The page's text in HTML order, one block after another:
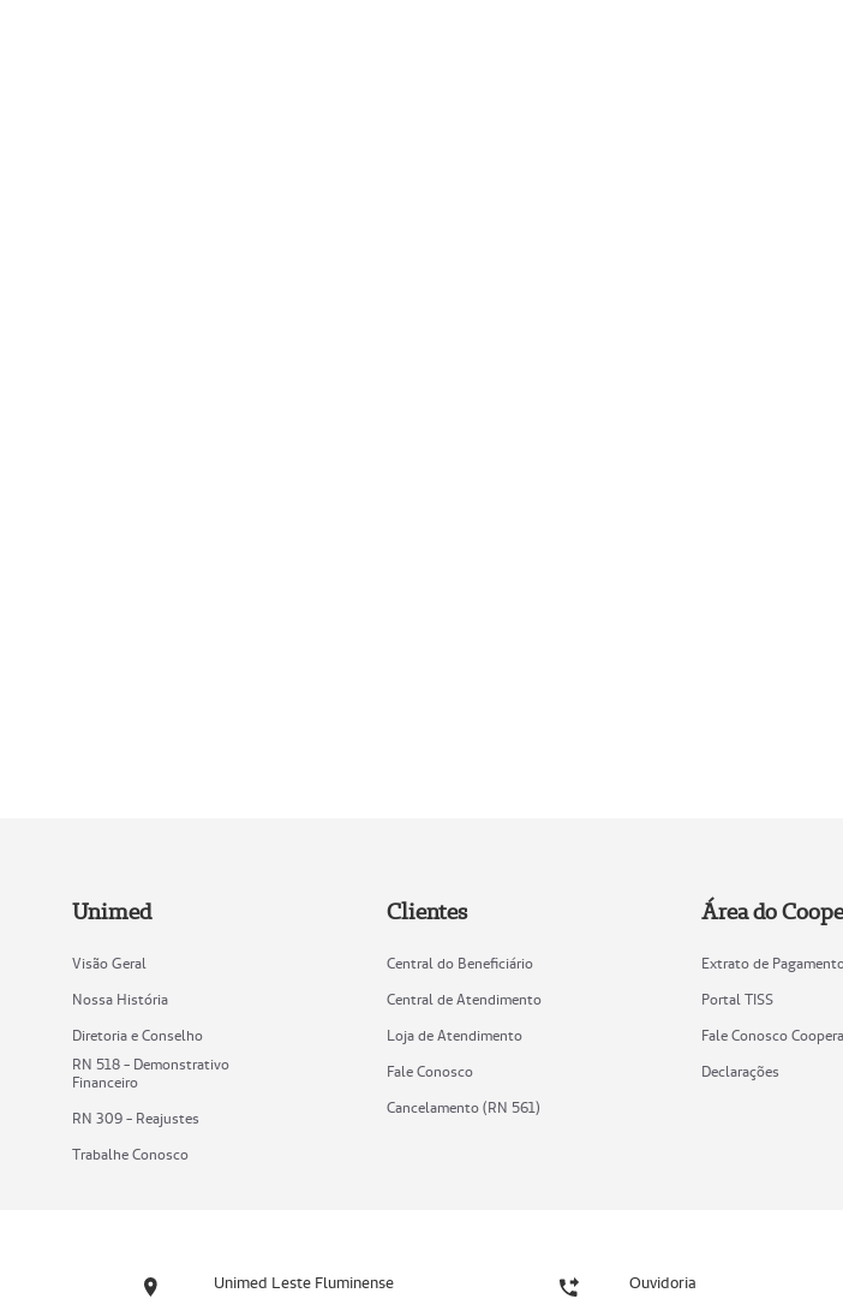
Unimed
Visão Geral
Nossa História
Diretoria e Conselho
RN 518 - Demonstrativo
Financeiro
RN 309 - Reajustes
Trabalhe Conosco
Clientes
Central do Beneficiário
Central de Atendimento
Loja de Atendimento
Fale Conosco
Cancelamento (RN 561)
Área do
Extrato de
Portal TISS
Fale Conosco
Declarações
Unimed Leste Fluminense Ouvidoria